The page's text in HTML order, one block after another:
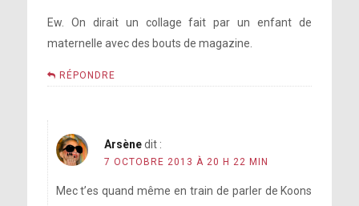
Ew. On dirait un collage fait par un enfant de
maternelle avec des bouts de magazine.
RÉPONDRE
Arsène dit :
7 OCTOBRE 2013 À 20 H 22 MIN
Mec t’es quand même en train de parler de Koons